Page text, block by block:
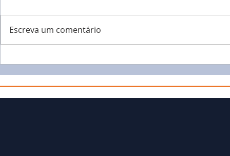
Escreva um comentário